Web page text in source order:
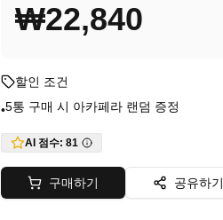
₩22,840
할인 조건
•5통 구매 시 아카페라 랜덤 증정
AI 점수: 81
구매하기 공유하기